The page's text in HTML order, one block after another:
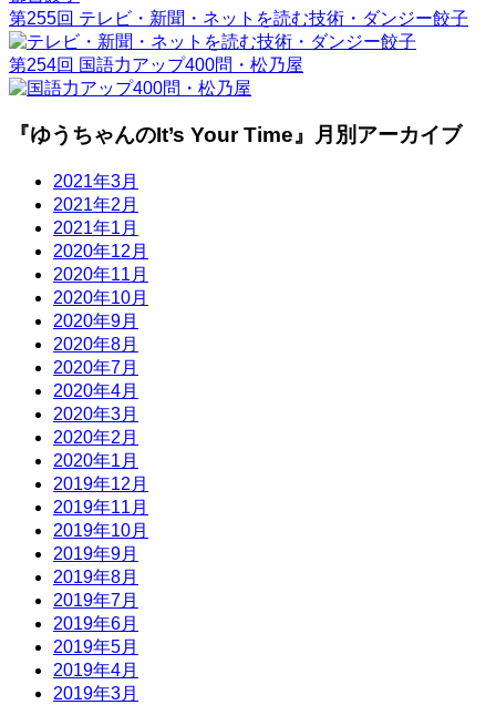
第255回 テレビ・新聞・ネットを読む技術・ダンジー餃子
第254回 国語力アップ400問・松乃屋
『ゆうちゃんのIt’s Your Time』月別アーカイブ
2021年3月
2021年2月
2021年1月
2020年12月
2020年11月
2020年10月
2020年9月
2020年8月
2020年7月
2020年4月
2020年3月
2020年2月
2020年1月
2019年12月
2019年11月
2019年10月
2019年9月
2019年8月
2019年7月
2019年6月
2019年5月
2019年4月
2019年3月